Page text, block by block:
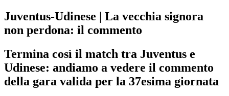
Juventus-Udinese | La vecchia signora
non perdona: il commento
Termina così il match tra Juventus e
Udinese: andiamo a vedere il commento
della gara valida per la 37esima giornata